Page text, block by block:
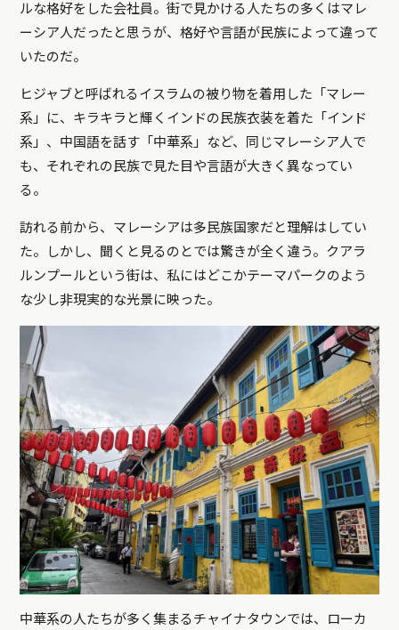
ルな格好をした会社員。街で見かける人たちの多くはマレ
ーシア人だったと思うが、格好や言語が民族によって違って
いたのだ。
ヒジャブと呼ばれるイスラムの被り物を着用した「マレー
系」に、キラキラと輝くインドの民族衣装を着た「インド
系」、中国語を話す「中華系」など、同じマレーシア人で
も、それぞれの民族で見た目や言語が大きく異なってい
る。
訪れる前から、マレーシアは多民族国家だと理解はしてい
た。しかし、聞くと見るのとでは驚きが全く違う。クアラ
ルンプールという街は、私にはどこかテーマパークのよう
な少し非現実的な光景に映った。
中華系の人たちが多く集まるチャイナタウンでは、ローカ